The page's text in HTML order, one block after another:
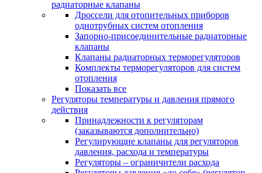
радиаторные клапаны
Дроссели для отопительных приборов
однотрубных систем отопления
Запорно-присоединительные радиаторные
клапаны
Клапаны радиаторных терморегуляторов
Комплекты терморегуляторов для систем
отопления
Показать все
Регуляторы температуры и давления прямого
действия
Принадлежности к регуляторам
(заказываются дополнительно)
Регулирующие клапаны для регуляторов
давления, расхода и температуры
Регуляторы – ограничители расхода